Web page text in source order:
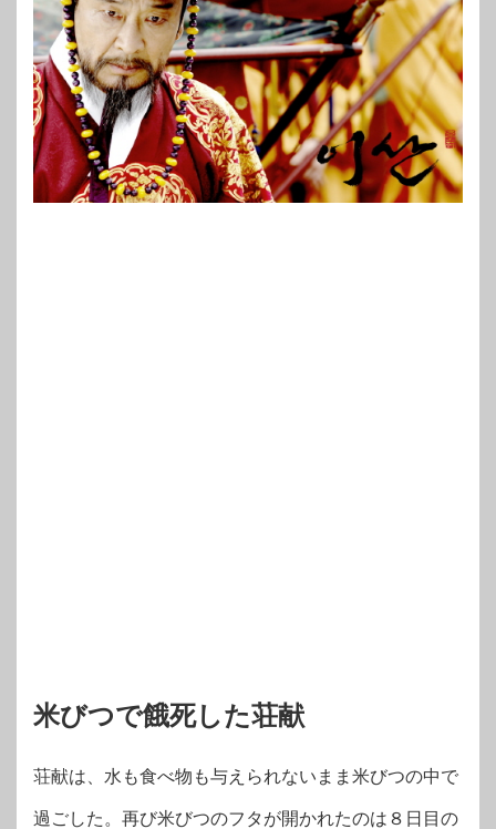
米びつで餓死した荘献
荘献は、水も食べ物も与えられないまま米びつの中で
過ごした。再び米びつのフタが開かれたのは８日目の